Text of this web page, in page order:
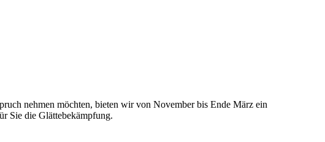
nehmen möchten, bieten wir von November bis Ende März ein
Sie die Glättebekämpfung.